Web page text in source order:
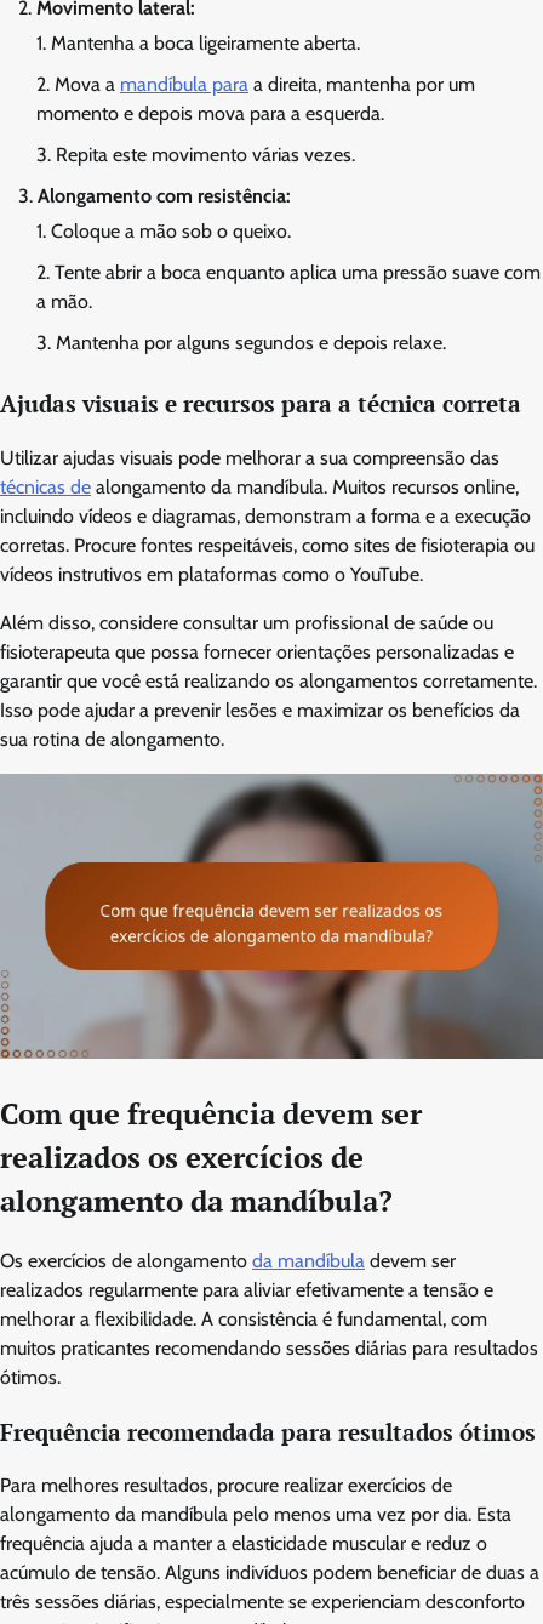
Movimento lateral:
Mantenha a boca ligeiramente aberta.
Mova a mandíbula para a direita, mantenha por um
momento e depois mova para a esquerda.
Repita este movimento várias vezes.
Alongamento com resistência:
Coloque a mão sob o queixo.
Tente abrir a boca enquanto aplica uma pressão suave com
a mão.
Mantenha por alguns segundos e depois relaxe.
Ajudas visuais e recursos para a técnica correta
Utilizar ajudas visuais pode melhorar a sua compreensão das
técnicas de alongamento da mandíbula. Muitos recursos online,
incluindo vídeos e diagramas, demonstram a forma e a execução
corretas. Procure fontes respeitáveis, como sites de fisioterapia ou
vídeos instrutivos em plataformas como o YouTube.
Além disso, considere consultar um profissional de saúde ou
fisioterapeuta que possa fornecer orientações personalizadas e
garantir que você está realizando os alongamentos corretamente.
Isso pode ajudar a prevenir lesões e maximizar os benefícios da
sua rotina de alongamento.
Com que frequência devem ser
realizados os exercícios de
alongamento da mandíbula?
Os exercícios de alongamento da mandíbula devem ser
realizados regularmente para aliviar efetivamente a tensão e
melhorar a flexibilidade. A consistência é fundamental, com
muitos praticantes recomendando sessões diárias para resultados
ótimos.
Frequência recomendada para resultados ótimos
Para melhores resultados, procure realizar exercícios de
alongamento da mandíbula pelo menos uma vez por dia. Esta
frequência ajuda a manter a elasticidade muscular e reduz o
acúmulo de tensão. Alguns indivíduos podem beneficiar de duas a
três sessões diárias, especialmente se experienciam desconforto